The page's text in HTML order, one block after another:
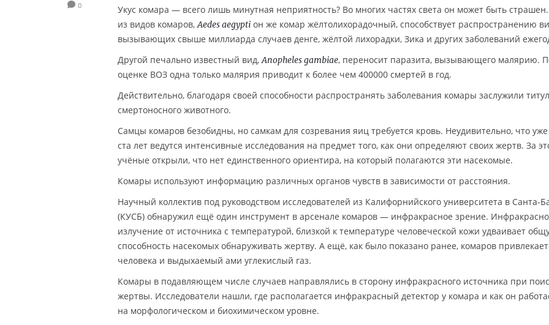
0
Укус комара — всего лишь минутная неприятность? Во многих частях света он может быть
из видов комаров,Aedes aegypti он же комар жёлтолихорадочный, способствует распространению
вызывающих свыше миллиарда случаев денге, жёлтой лихорадки, Зика и других заболеваний
Другой печально известный вид,Anopheles gambiae, переносит паразита, вызывающего малярию.
оценке ВОЗ одна только малярия приводит к более чем 400000 смертей в год.
Действительно, благодаря своей способности распространять заболевания комары заслужили
смертоносного животного.
Самцы комаров безобидны, но самкам для созревания яиц требуется кровь. Неудивительно, что уже
ста лет ведутся интенсивные исследования на предмет того, как они определяют своих жертв. За
учёные открыли, что нет единственного ориентира, на который полагаются эти насекомые.
Комары используют информацию различных органов чувств в зависимости от расстояния.
Научный коллектив под руководством исследователей из Калифорнийского университета в Санта-
(КУСБ) обнаружил ещё один инструмент в арсенале комаров — инфракрасное зрение.
излучение от источника с температурой, близкой к температуре человеческой кожи удваивает
способность насекомых обнаруживать жертву. А ещё, как было показано ранее, комаров
человека и выдыхаемый ами углекислый газ.
Комары в подавляющем числе случаев направлялись в сторону инфракрасного источника при
жертвы. Исследователи нашли, где располагается инфракрасный детектор у комара и как он
на морфологическом и биохимическом уровне.